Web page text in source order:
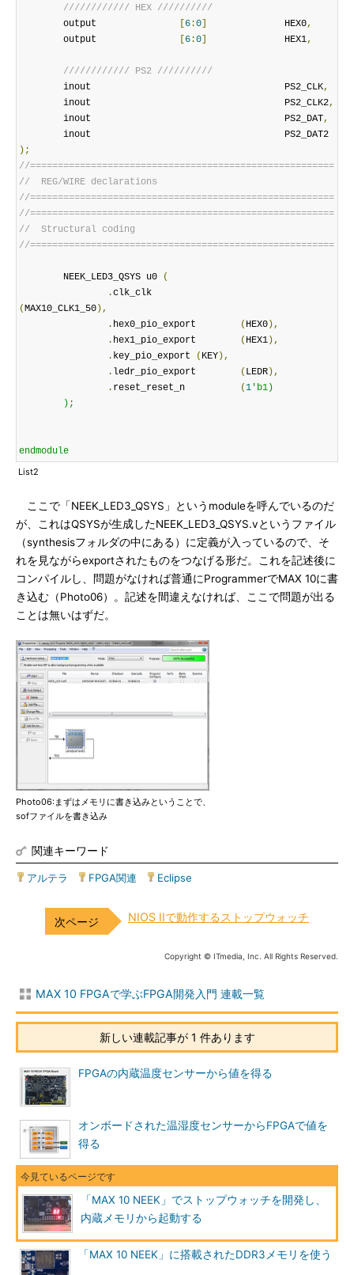
//////////// HEX //////////
6:0
		HEX0
,
6:0
		HEX1
,
//////////// PS2 //////////
	inout 		          		PS2_CLK
,
	inout 		          		PS2_CLK2
,
	inout 		          		PS2_DAT
,
);
//=======================================================
//  REG/WIRE declarations
//=======================================================
//=======================================================
//  Structural coding
//=======================================================
	NEEK_LED3_QSYS u0
(
.
(MAX10_CLK1_50 ),
.
( HEX0 ),
.
( HEX1 ),
.
( KEY ),
.
( LEDR ),
.
(1 'b1)
endmodule
List2
ここで「NEEK_LED3_QSYS」というmoduleを呼んでいるのだ
が、これはQSYSが生成したNEEK_LED3_QSYS.vというファイル
（synthesisフォルダの中にある）に定義が入っているので、そ
れを見ながらexportされたものをつなげる形だ。これを記述後に
コンパイルし、問題がなければ普通にProgrammerでMAX 10に書
き込む（Photo06）。記述を間違えなければ、ここで問題が出る
ことは無いはずだ。
Photo06:まずはメモリに書き込みということで、
sofファイルを書き込み
関連キーワード
アルテラ FPGA関連 Eclipse
NIOS IIで動作するストップウォッチ
Copyright © ITmedia, Inc. All Rights Reserved.
MAX 10 FPGAで学ぶFPGA開発入門 連載一覧
新しい連載記事が 1 件あります
FPGAの内蔵温度センサーから値を得る
オンボードされた温湿度センサーからFPGAで値を
得る
「MAX 10 NEEK」でストップウォッチを開発し、
内蔵メモリから起動する
「MAX 10 NEEK」に搭載されたDDR3メモリを使う